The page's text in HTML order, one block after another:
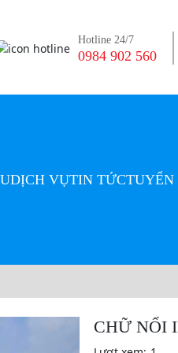
Hotline 24/7
0984 902 560
DỊCH VỤTIN TỨCTUYỂN
CHỮ NỔI